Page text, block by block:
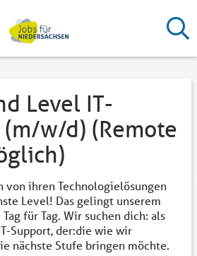
Level IT-
w/d) (Remote
von ihren Technologielösungen
Level! Das gelingt unserem
Tag für Tag. Wir suchen dich: als
Support, der:die wie wir
nächste Stufe bringen möchte.